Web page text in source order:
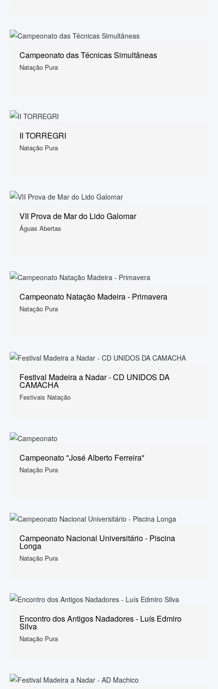
Campeonato das Técnicas Simultâneas
Natação Pura
II TORREGRI
Natação Pura
VII Prova de Mar do Lido Galomar
Águas Abertas
Campeonato Natação Madeira - Primavera
Natação Pura
Festival Madeira a Nadar - CD UNIDOS DA
CAMACHA
Festivais Natação
Campeonato "José Alberto Ferreira"
Natação Pura
Campeonato Nacional Universitário - Piscina
Longa
Natação Pura
Encontro dos Antigos Nadadores - Luís Edmiro
Silva
Natação Pura